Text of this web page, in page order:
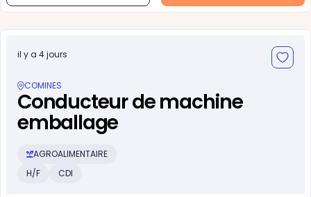
il y a 4 jours
COMINES
Conducteur de machine
emballage
AGROALIMENTAIRE
H/F
CDI